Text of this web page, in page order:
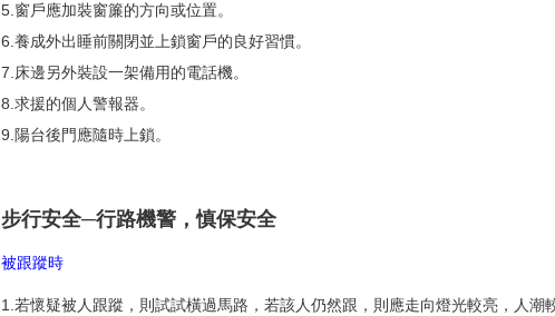
5.窗戶應加裝窗簾的方向或位置。
6.養成外出睡前關閉並上鎖窗戶的良好習慣。
7.床邊另外裝設一架備用的電話機。
8.求援的個人警報器。
9.陽台後門應隨時上鎖。
步行安全─行路機警，慎保安全
被跟蹤時
1.若懷疑被人跟蹤，則試試橫過馬路，若該人仍然跟，則應走向燈光較亮，人潮